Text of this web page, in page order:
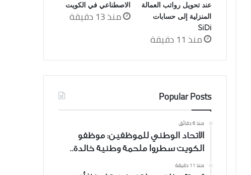
عند تحويل رواتب العمالة
المنزلية إلى حسابات
SiDi
منذ 11 دقيقة
الاصطناعي في الكويت
منذ 13 دقيقة
Popular Posts
منذ 6 دقائق
الاتحاد الوطني للموظفين: موظفو
الكويت سطروا ملحمة وطنية خالدة..
منذ 11 دقيقة